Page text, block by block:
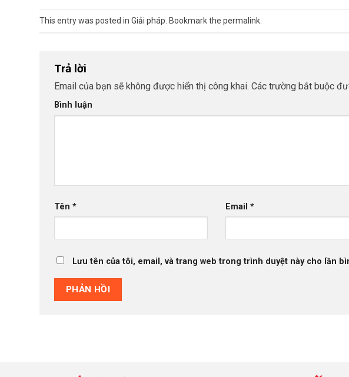
This entry was posted in Giải pháp . Bookmark the permalink
Trả lời
Email của bạn sẽ không được hiển thị công khai. Các trường bắt buộc
Bình luận
Tên * Email *
Lưu tên của tôi, email, và trang web trong trình duyệt này cho lần